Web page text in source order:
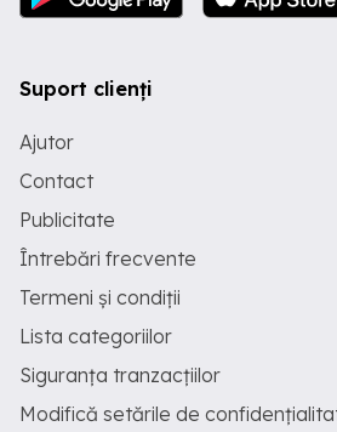
Suport clienți
Ajutor
Contact
Publicitate
Întrebări frecvente
Termeni și condiții
Lista categoriilor
Siguranța tranzacțiilor
Modifică setările de